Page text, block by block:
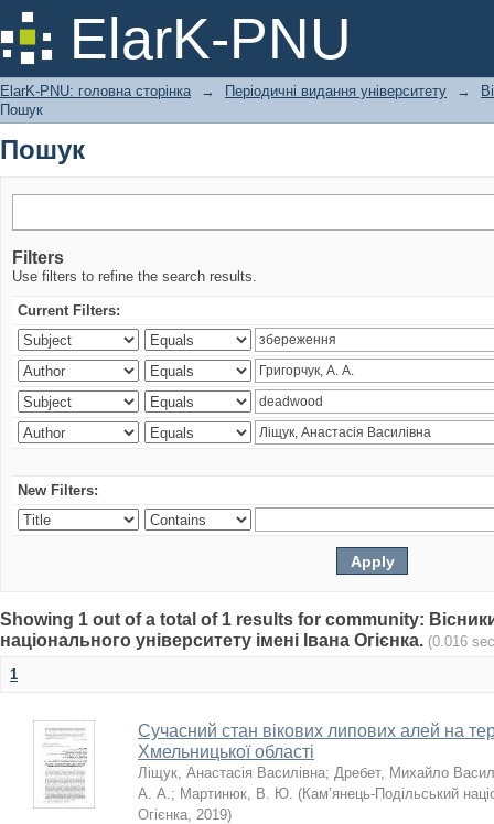
ElarK-PNU
Пошук
ElarK-PNU: головна сторінка → Періодичні видання університету →
Пошук
Пошук
Filters
Use filters to refine the search results.
Current Filters:
New Filters:
Showing 1 out of a total of 1 results for community:
національного університету імені Івана Огієнка. (0.016
1
Сучасний стан вікових липових алей на
Хмельницької області
Ліщук, Анастасія Василівна; Дребет, Михайло
А. А.; Мартинюк, В. Ю. (Кам’янець-Подільський
Огієнка, 2019)